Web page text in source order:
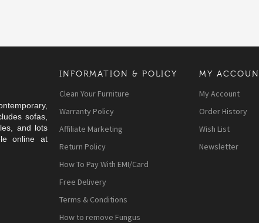
sofas,
and lots
online at
INFORMATION & POLICY
Clean Your Furniture
Warranty Policy
Affiliate Marketing
Return Policy
How To Pay With EMI/Card
Free Delivery
Terms & Conditions
How to remove Fungus
MY
My Account
Order History
Wish List
Newsletter